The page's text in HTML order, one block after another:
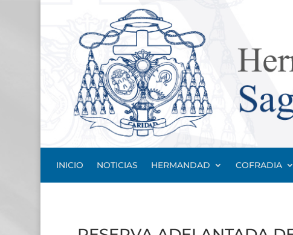
INICIO NOTICIAS HERMANDAD COFRADIA